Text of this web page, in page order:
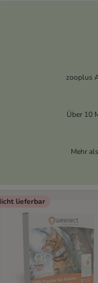
zooplus
Über 10
Mehr
lieferbar